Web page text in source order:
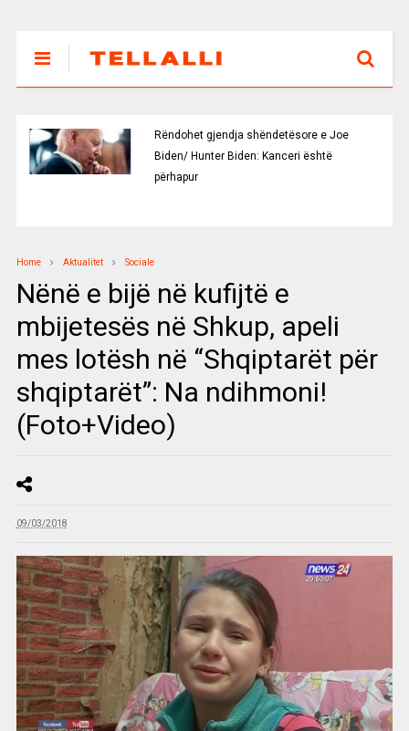
Rëndohet gjendja shëndetësore e Joe
Biden/ Hunter Biden: Kanceri është
përhapur
Home Aktualitet Sociale
Nënë e bijë në kufijtë e
mbijetesës në Shkup, apeli
mes lotësh në “Shqiptarët për
shqiptarët”: Na ndihmoni!
(Foto+Video)
09/03/2018